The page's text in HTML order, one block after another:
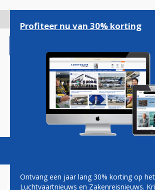
gaan
Magazine Podcasts
Profiteer nu van 30% korting
Ontvang een jaar lang 30% korting op
Luchtvaartnieuws en Zakenreisnieuws.